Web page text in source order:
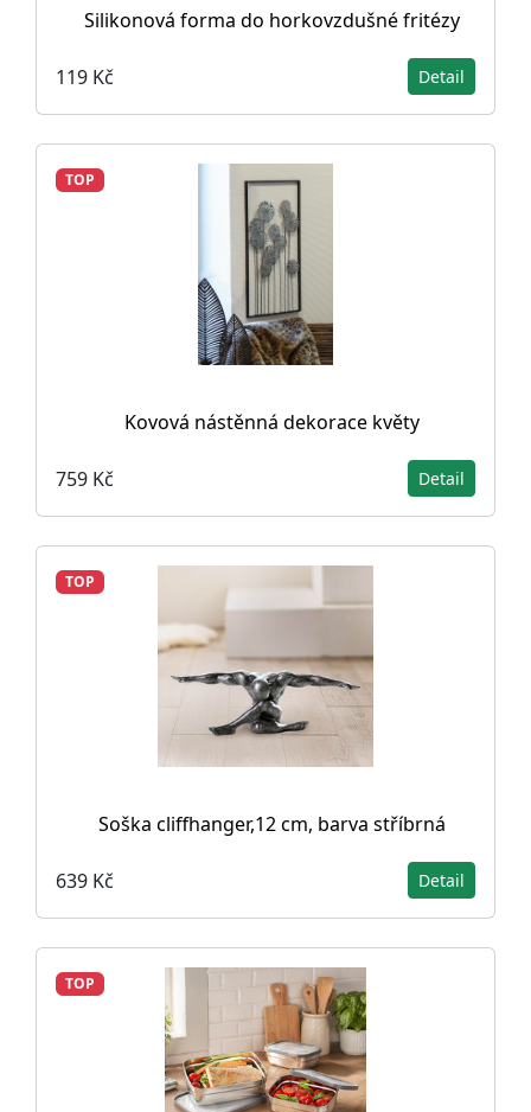
Silikonová forma do horkovzdušné fritézy
119 Kč Detail
TOP
Kovová nástěnná dekorace květy
759 Kč Detail
TOP
Soška cliffhanger,12 cm, barva stříbrná
639 Kč Detail
TOP